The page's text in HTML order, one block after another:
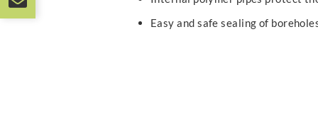
Easy and safe sealing of